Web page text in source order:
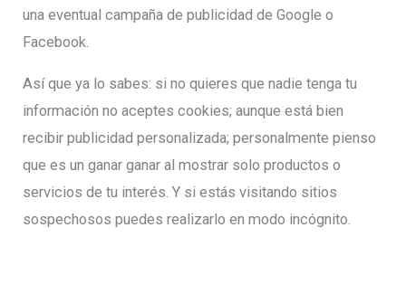
una eventual campaña de publicidad de Google o
Facebook.
Así que ya lo sabes: si no quieres que nadie tenga tu
información no aceptes cookies; aunque está bien
recibir publicidad personalizada; personalmente pienso
que es un ganar ganar al mostrar solo productos o
servicios de tu interés. Y si estás visitando sitios
sospechosos puedes realizarlo en modo incógnito.